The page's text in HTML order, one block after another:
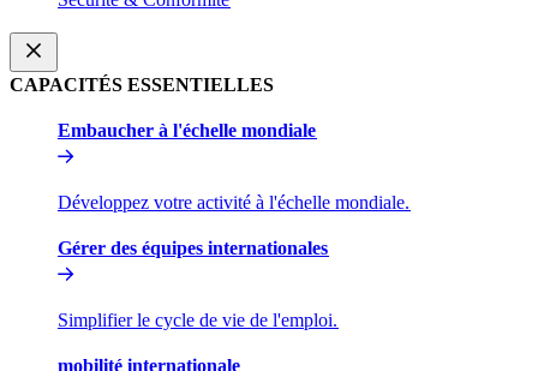
CAPACITÉS ESSENTIELLES​​
Embaucher à l'échelle mondiale​​
Développez votre activité à l'échelle mondiale.​​
Gérer des équipes internationales​​
Simplifier le cycle de vie de l'emploi.​​
mobilité internationale​​